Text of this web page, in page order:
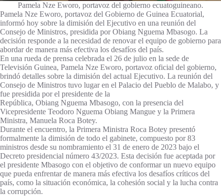
Pamela Nze Eworo, portavoz del gobierno ecuatoguineano.
Pamela Nze Eworo, portavoz del Gobierno de Guinea Ecuatorial,
informó hoy sobre la dimisión del Ejecutivo en una reunión del
Consejo de Ministros, presidida por Obiang Nguema Mbasogo. La
decisión responde a la necesidad de renovar el equipo de gobierno para
abordar de manera más efectiva los desafíos del país.
En una rueda de prensa celebrada el 26 de julio en la sede de
Televisión Guinea, Pamela Nze Eworo, portavoz oficial del gobierno,
brindó detalles sobre la dimisión del actual Ejecutivo. La reunión del
Consejo de Ministros tuvo lugar en el Palacio del Pueblo de Malabo, y
fue presidida por el presidente de la
República, Obiang Nguema Mbasogo, con la presencia del
Vicepresidente Teodoro Nguema Obiang Mangue y la Primera
Ministra, Manuela Roca Botey.
Durante el encuentro, la Primera Ministra Roca Botey presentó
formalmente la dimisión de todo el gabinete, compuesto por 83
ministros desde su nombramiento el 31 de enero de 2023 bajo el
Decreto presidencial número 43/2023. Esta decisión fue aceptada por
el presidente Mbasogo con el objetivo de conformar un nuevo equipo
que pueda enfrentar de manera más efectiva los desafíos críticos del
país, como la situación económica, la cohesión social y la lucha contra
la corrupción.